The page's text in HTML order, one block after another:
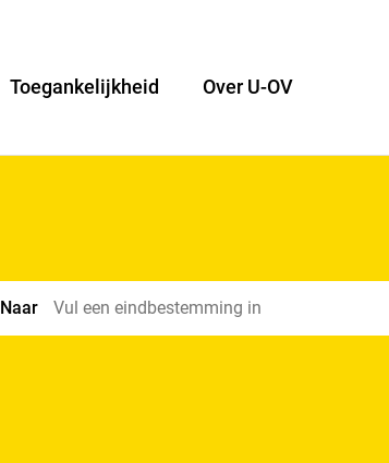
Toegankelijkheid Over U-OV
Naar Vul een eindbestemming in